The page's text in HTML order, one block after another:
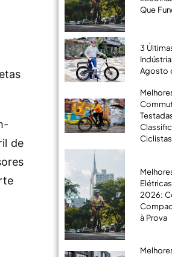
de
Que
3
Agosto
2026:
à Prova